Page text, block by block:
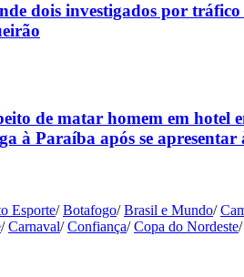
dois investigados por tráfico
de matar homem em hotel
à Paraíba após se apresentar
Esporte/ Botafogo/ Brasil e Mundo/
/ Carnaval/ Confiança/ Copa do Nordeste/